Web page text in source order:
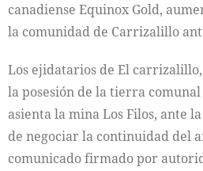
canadiense Equinox Gold,
la comunidad de Carrizalillo
Los ejidatarios de El
la posesión de la tierra comunal
asienta la mina Los Filos, ante
de negociar la continuidad del
comunicado firmado por